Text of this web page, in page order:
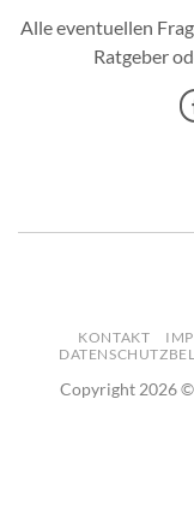
Alle eventuellen
Ratgeber
KONTAKT
Copyright 2026 ©